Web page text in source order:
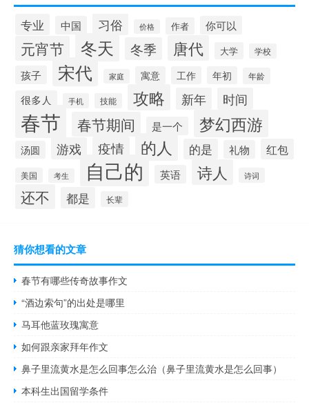
专业 中国 习俗 价格 作者 你可以
元宵节 冬天 冬季 唐代 大学 学校
孩子 宋代 家庭 寓意 工作 年初 年龄
很多人 手机 技能 攻略 新年 时间
春节 春节期间 是一个 梦幻西游
汤圆 游戏 疫情 的人 的是 礼物 红包
美国 考生 自己的 英语 诗人 诗词
还不 都是 长辈
猜你想看的文章
春节有哪些传奇故事作文
“酒边索句”的出处是哪里
马耳他蓝玫瑰寓意
如何跟亲家拜年作文
鼻子里流黄水是怎么回事怎么治（鼻子里流黄水是怎么回事）
本科生出国留学条件